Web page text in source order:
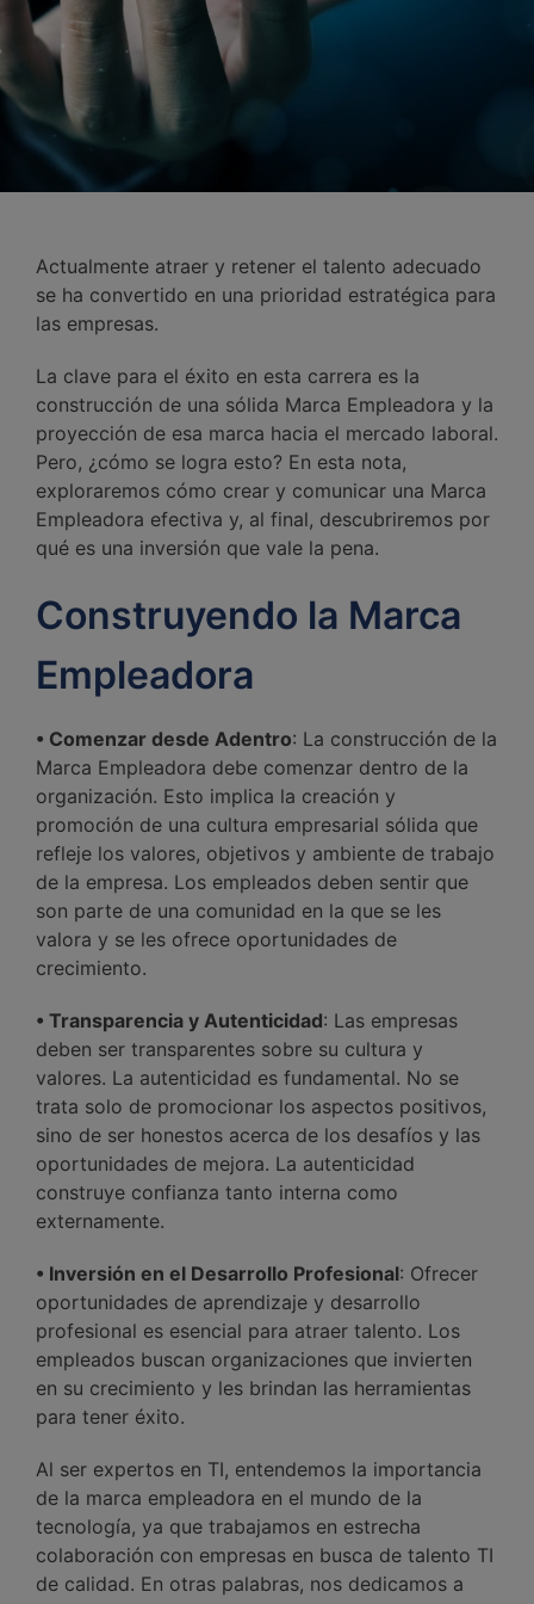
Actualmente atraer y retener el talento adecuado
se ha convertido en una prioridad estratégica para
las empresas.
La clave para el éxito en esta carrera es la
construcción de una sólida Marca Empleadora y la
proyección de esa marca hacia el mercado laboral.
Pero, ¿cómo se logra esto? En esta nota,
exploraremos cómo crear y comunicar una Marca
Empleadora efectiva y, al final, descubriremos por
qué es una inversión que vale la pena.
Construyendo la Marca
Empleadora
• Comenzar desde Adentro: La construcción de la
Marca Empleadora debe comenzar dentro de la
organización. Esto implica la creación y
promoción de una cultura empresarial sólida que
refleje los valores, objetivos y ambiente de trabajo
de la empresa. Los empleados deben sentir que
son parte de una comunidad en la que se les
valora y se les ofrece oportunidades de
crecimiento.
• Transparencia y Autenticidad: Las empresas
deben ser transparentes sobre su cultura y
valores. La autenticidad es fundamental. No se
trata solo de promocionar los aspectos positivos,
sino de ser honestos acerca de los desafíos y las
oportunidades de mejora. La autenticidad
construye confianza tanto interna como
externamente.
• Inversión en el Desarrollo Profesional: Ofrecer
oportunidades de aprendizaje y desarrollo
profesional es esencial para atraer talento. Los
empleados buscan organizaciones que invierten
en su crecimiento y les brindan las herramientas
para tener éxito.
Al ser expertos en TI, entendemos la importancia
de la marca empleadora en el mundo de la
tecnología, ya que trabajamos en estrecha
colaboración con empresas en busca de talento TI
de calidad. En otras palabras, nos dedicamos a